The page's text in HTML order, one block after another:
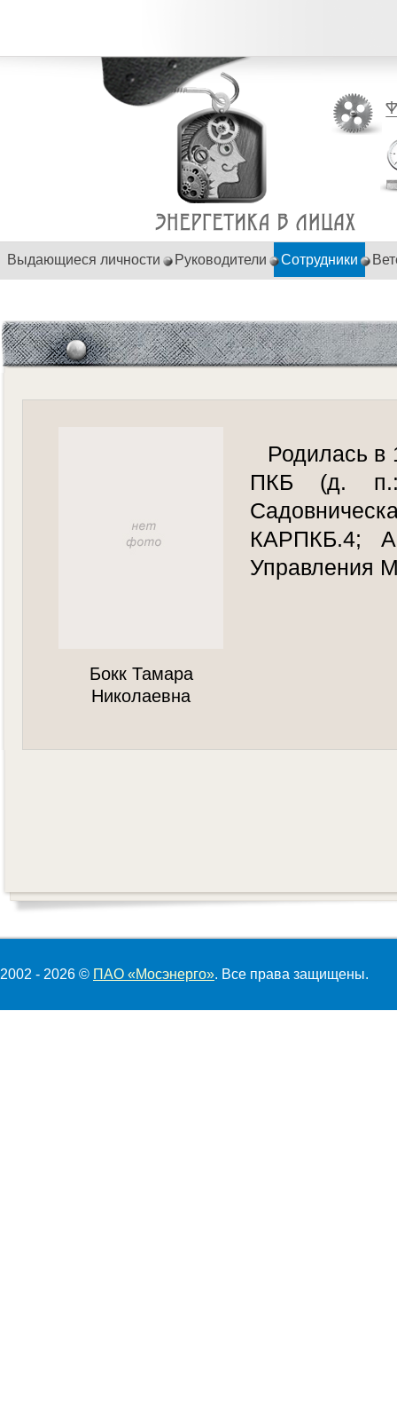
Выдающиеся личности Руководители Сотрудники
Бокк Тамара
Николаевна
Родилась в
ПКБ (д. п.:
КАРПКБ.4;
Управления
2002 - 2026 © ПАО «Мосэнерго». Все права защищены.